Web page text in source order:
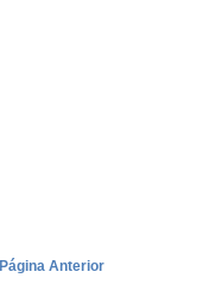
Página Anterior